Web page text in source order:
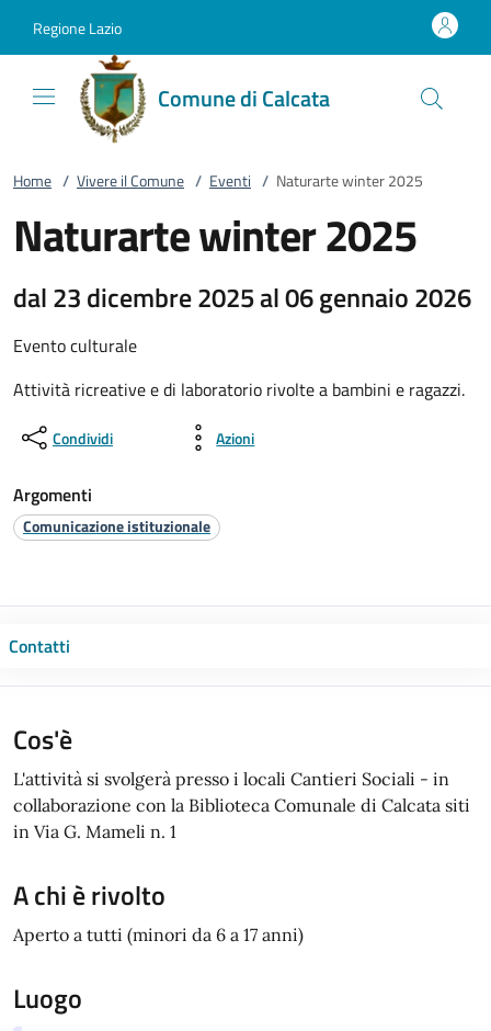
Regione Lazio
Comune di Calcata
Home / Vivere il Comune / Eventi / Naturarte winter 2025
Naturarte winter 2025
dal 23 dicembre 2025 al 06 gennaio 2026
Evento culturale
Attività ricreative e di laboratorio rivolte a bambini e ragazzi.
Condividi Azioni
Argomenti
Comunicazione istituzionale
Contatti
Cos'è
L'attività si svolgerà presso i locali Cantieri Sociali - in
collaborazione con la Biblioteca Comunale di Calcata siti
in Via G. Mameli n. 1
A chi è rivolto
Aperto a tutti (minori da 6 a 17 anni)
Luogo